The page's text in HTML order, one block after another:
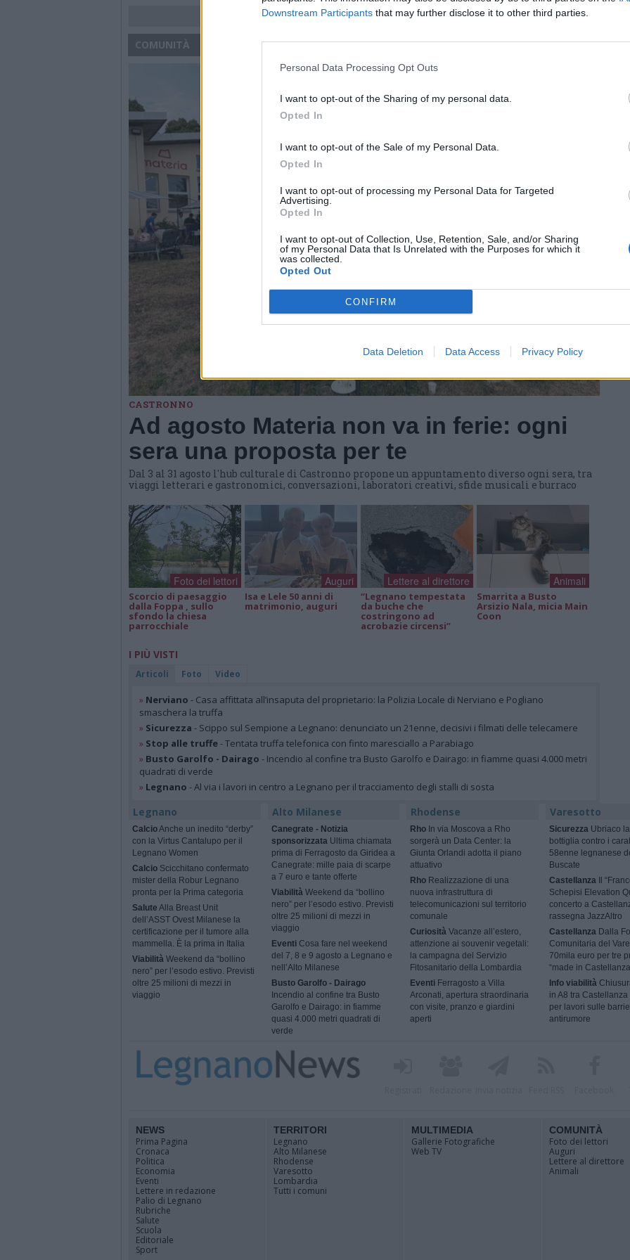
Downstream Participants that may further disclose it to other third parties.
Personal Data Processing Opt Outs
I want to opt-out of the Sharing of my personal data.
Opted In
I want to opt-out of the Sale of my Personal Data.
Opted In
I want to opt-out of processing my Personal Data for Targeted
Advertising.
Opted In
I want to opt-out of Collection, Use, Retention, Sale, and/or Sharing
of my Personal Data that Is Unrelated with the Purposes for which it
was collected.
Opted Out
CONFIRM
Data Deletion Data Access Privacy Policy
Guarda l'archivio
COMUNITÀ
CASTRONNO
Ad agosto Materia non va in ferie: ogni
sera una proposta per te
Dal 3 al 31 agosto l'hub culturale di Castronno propone un appuntamento diverso ogni sera, tra
viaggi letterari e gastronomici, conversazioni, laboratori creativi, sfide musicali e burraco
Foto dei lettori
Scorcio di paesaggio
dalla Foppa , sullo
sfondo la chiesa
parrocchiale
Auguri
Isa e Lele 50 anni di
matrimonio, auguri
Lettere al direttore
“Legnano tempestata
da buche che
costringono ad
acrobazie circensi”
Animali
Smarrita a Busto
Arsizio Nala, micia Main
Coon
I PIÙ VISTI
Articoli Foto Video
» Nerviano - Casa affittata all’insaputa del proprietario: la Polizia Locale di Nerviano e Pogliano
smaschera la truffa
» Sicurezza - Scippo sul Sempione a Legnano: denunciato un 21enne, decisivi i filmati delle telecamere
» Stop alle truffe- Tentata truffa telefonica con finto maresciallo a Parabiago
» Busto Garolfo - Dairago - Incendio al confine tra Busto Garolfo e Dairago: in fiamme quasi 4.000 metri
quadrati di verde
» Legnano - Al via i lavori in centro a Legnano per il tracciamento degli stalli di sosta
Legnano
CalcioAnche un inedito “derby”
con la Virtus Cantalupo per il
Legnano Women
Calcio Scicchitano confermato
mister della Robur Legnano
pronta per la Prima categoria
Salute Alla Breast Unit
dell’ASST Ovest Milanese la
certificazione per il tumore alla
mammella. È la prima in Italia
Viabilità Weekend da “bollino
nero” per l’esodo estivo. Previsti
oltre 25 milioni di mezzi in
viaggio
Alto Milanese
Canegrate - Notizia
sponsorizzataUltima chiamata
prima di Ferragosto da Giridea a
Canegrate: mille paia di scarpe
a 7 euro e tante offerte
ViabilitàWeekend da “bollino
nero” per l’esodo estivo. Previsti
oltre 25 milioni di mezzi in
viaggio
EventiCosa fare nel weekend
del 7, 8 e 9 agosto a Legnano e
nell’Alto Milanese
Busto Garolfo - Dairago
Incendio al confine tra Busto
Garolfo e Dairago: in fiamme
quasi 4.000 metri quadrati di
verde
Rhodense
Rho In via Moscova a Rho
sorgerà un Data Center: la
Giunta Orlandi adotta il piano
attuativo
Rho Realizzazione di una
nuova infrastruttura di
telecomunicazioni sul territorio
comunale
Curiosità Vacanze all’estero,
attenzione ai souvenir vegetali:
la campagna del Servizio
Fitosanitario della Lombardia
Eventi Ferragosto a Villa
Arconati, apertura straordinaria
con visite, pranzo e giardini
aperti
Varesotto
SicurezzaUbriaco
bottiglia contro i
58enne legnanese
Buscate
CastellanzaIl
Schepisi Elevation
concerto a
rassegna JazzAltro
CastellanzaDalla
Comunitaria del
70mila euro per tre
“made in
Info viabilità
in A8 tra
per lavori sulle
antirumore
NEWS
Prima Pagina
Cronaca
Politica
Economia
Eventi
Lettere in redazione
Palio di Legnano
Rubriche
Salute
Scuola
Editoriale
Sport
TERRITORI
Legnano
Alto Milanese
Rhodense
Varesotto
Lombardia
Tutti i comuni
MULTIMEDIA
Gallerie Fotografiche
Web TV
COMUNITÀ
Foto dei lettori
Auguri
Lettere al direttore
Animali